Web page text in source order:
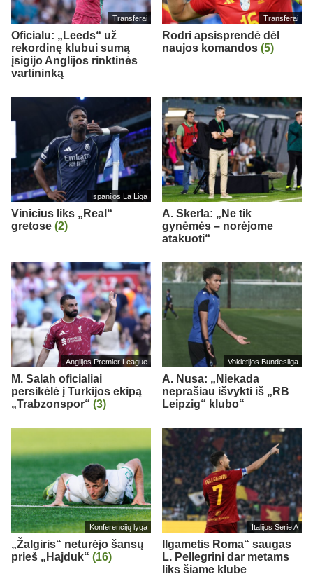
Transferai
Oficialu: „Leeds“ už
rekordinę klubui sumą
įsigijo Anglijos rinktinės
vartininką
Transferai
Rodri apsisprendė dėl
naujos komandos (5)
Ispanijos La Liga
Vinicius liks „Real“
gretose (2)
A. Skerla: „Ne tik
gynėmės – norėjome
atakuoti“
Anglijos Premier League
M. Salah oficialiai
persikėlė į Turkijos ekipą
„Trabzonspor“ (3)
Vokietijos Bundesliga
A. Nusa: „Niekada
neprašiau išvykti iš „RB
Leipzig“ klubo“
Konferencijų lyga
„Žalgiris“ neturėjo šansų
prieš „Hajduk“ (16)
Italijos Serie A
Ilgametis Roma“ saugas
L. Pellegrini dar metams
liks šiame klube